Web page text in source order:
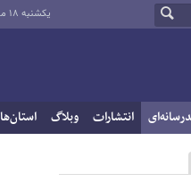
یکشنبه ۱۸ مرداد ۱۴۰۵
انتشارات وبلاگ استان‌ها